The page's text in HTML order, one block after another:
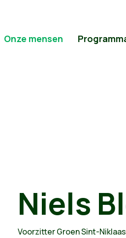
Onze mensen
Niels
Voorzitter Groen Sint-Niklaas